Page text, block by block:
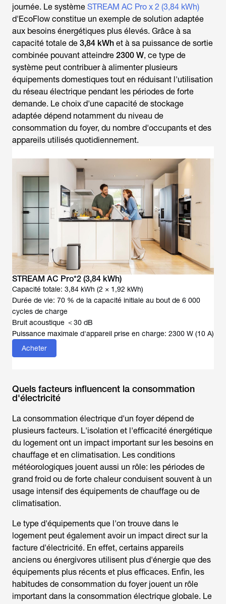
journée. Le système STREAM AC Pro x 2 (3,84 kWh)
d'EcoFlow constitue un exemple de solution adaptée
aux besoins énergétiques plus élevés. Grâce à sa
capacité totale de 3,84 kWh et à sa puissance de sortie
combinée pouvant atteindre 2300 W, ce type de
système peut contribuer à alimenter plusieurs
équipements domestiques tout en réduisant l'utilisation
du réseau électrique pendant les périodes de forte
demande. Le choix d'une capacité de stockage
adaptée dépend notamment du niveau de
consommation du foyer, du nombre d'occupants et des
appareils utilisés quotidiennement.
STREAM AC Pro*2 (3,84 kWh)
Capacité totale: 3,84 kWh (2 × 1,92 kWh)
Durée de vie: 70 % de la capacité initiale au bout de 6 000
cycles de charge
Bruit acoustique ＜30 dB
Puissance maximale d'appareil prise en charge: 2300 W (10 A)
Acheter
Quels facteurs influencent la consommation
d'électricité
La consommation électrique d'un foyer dépend de
plusieurs facteurs. L'isolation et l'efficacité énergétique
du logement ont un impact important sur les besoins en
chauffage et en climatisation. Les conditions
météorologiques jouent aussi un rôle: les périodes de
grand froid ou de forte chaleur conduisent souvent à un
usage intensif des équipements de chauffage ou de
climatisation.
Le type d'équipements que l'on trouve dans le
logement peut également avoir un impact direct sur la
facture d'électricité. En effet, certains appareils
anciens ou énergivores utilisent plus d'énergie que des
équipements plus récents et plus efficaces. Enfin, les
habitudes de consommation du foyer jouent un rôle
important dans la consommation électrique globale. Le